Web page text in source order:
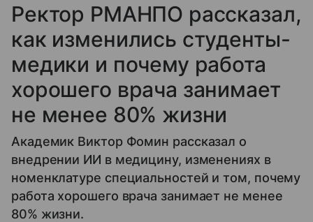
Ректор РМАНПО рассказал,
как изменились студенты-
медики и почему работа
хорошего врача занимает
не менее 80% жизни
Академик Виктор Фомин рассказал о
внедрении ИИ в медицину, изменениях в
номенклатуре специальностей и том, почему
работа хорошего врача занимает не менее
80% жизни.